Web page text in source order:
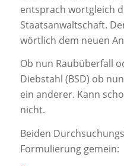
entsprach wortgleich
Staatsanwaltschaft.
wörtlich dem neuen
Ob nun Raubüberfall
Diebstahl (BSD) ob
ein anderer. Kann
nicht.
Beiden
Formulierung gemein: